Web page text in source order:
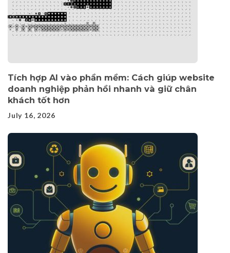
Tích hợp AI vào phần mềm: Cách giúp website
doanh nghiệp phản hồi nhanh và giữ chân
khách tốt hơn
July 16, 2026